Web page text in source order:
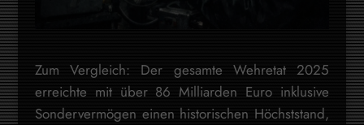
Zum Vergleich: Der gesamte Wehretat 2025
erreichte mit über 86 Milliarden Euro inklusive
Sondervermögen einen historischen Höchststand,